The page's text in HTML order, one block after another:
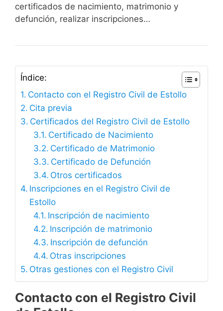
certificados de nacimiento, matrimonio y
defunción, realizar inscripciones…
Índice:
Contacto con el Registro Civil de Estollo
Cita previa
Certificados del Registro Civil de Estollo
Certificado de Nacimiento
Certificado de Matrimonio
Certificado de Defunción
Otros certificados
Inscripciones en el Registro Civil de
Estollo
Inscripción de nacimiento
Inscripción de matrimonio
Inscripción de defunción
Otras inscripciones
Otras gestiones con el Registro Civil
Contacto con el Registro Civil